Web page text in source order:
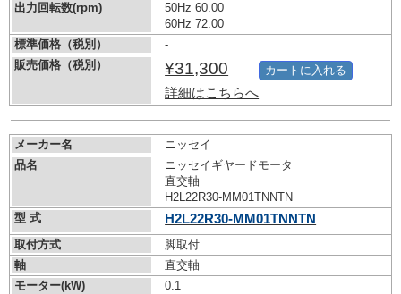
出力回転数(rpm)
50Hz 60.00
60Hz 72.00
標準価格（税別）
-
販売価格（税別）
¥31,300
詳細はこちらへ
カートに入れる
メーカー名
ニッセイ
品名
ニッセイギヤードモータ
直交軸
H2L22R30-MM01TNNTN
型 式
H2L22R30-MM01TNNTN
取付方式
脚取付
軸
直交軸
モーター(kW)
0.1